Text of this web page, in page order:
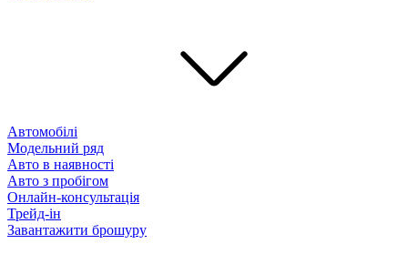
Автомобілі
Модельний ряд
Авто в наявності
Авто з пробігом
Онлайн-консультація
Трейд-ін
Завантажити брошуру